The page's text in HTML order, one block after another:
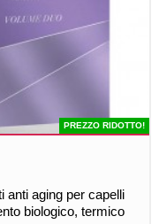
anti aging per capelli
biologico, termico
PREZZO RIDOTTO!